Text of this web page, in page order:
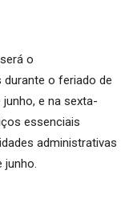
o
o feriado de
e na sexta-
essenciais
administrativas